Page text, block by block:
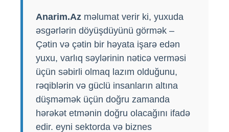
Anarim.Az məlumat verir ki, yuxuda
əsgərlərin döyüşdüyünü görmək –
Çətin və çətin bir həyata işarə edən
yuxu, varlıq səylərinin nəticə verməsi
üçün səbirli olmaq lazım olduğunu,
rəqiblərin və güclü insanların altına
düşməmək üçün doğru zamanda
hərəkət etmənin doğru olacağını ifadə
edir. eyni sektorda və biznes